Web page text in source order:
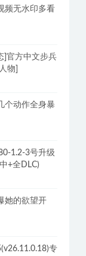
频无水印多看
]官方中文步兵
物]
个动作全身暴
1.2-3号升级
+全DLC)
她的欲望开
专